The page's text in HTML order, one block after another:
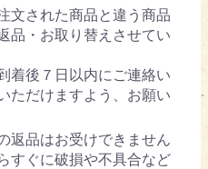
文された商品と違う商品
品・お取り替えさせてい
着後７日以内にご連絡い
ただけますよう、お願い
返品はお受けできません
すぐに破損や不具合など